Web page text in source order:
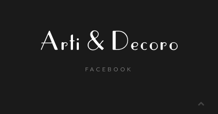
FACEBOOK